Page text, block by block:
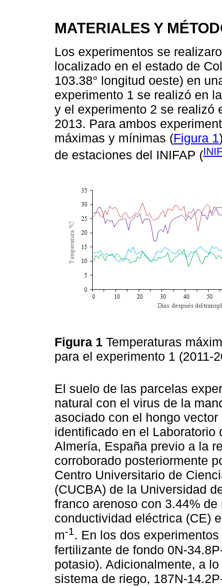
MATERIALES Y
Los experimentos se
localizado en el estado de
103.38° longitud oeste) en
experimento 1 se realizó en
y el experimento 2 se realizó
2013. Para ambos
máximas y mínimas (Figura 1
de estaciones del INIFAP (
Figura 1 Temperaturas
para el experimento 1
El suelo de las parcelas
natural con el virus de la
asociado con el hongo vector
identificado en el
Almería, España previo a la
corroborado posteriormente
Centro Universitario de
(CUCBA) de la Universidad
franco arenoso con 3.44%
conductividad eléctrica (CE)
m-1. En los dos
fertilizante de fondo 0N-
potasio). Adicionalmente, a
sistema de riego, 187N-